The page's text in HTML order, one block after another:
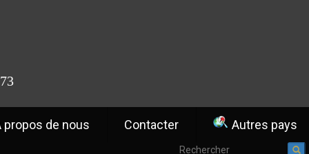
propos de nous Contacter Autres pays